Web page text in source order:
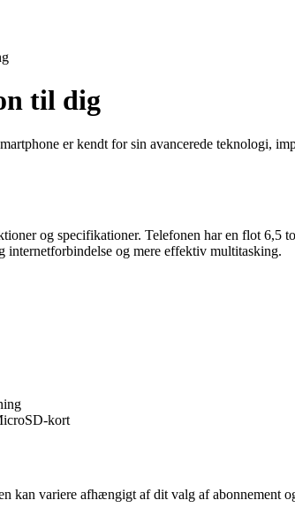
til dig
er kendt for sin avancerede teknologi,
og specifikationer. Telefonen har en flot
internetforbindelse og mere effektiv multitasking.
kort
kan variere afhængigt af dit valg af abonnement